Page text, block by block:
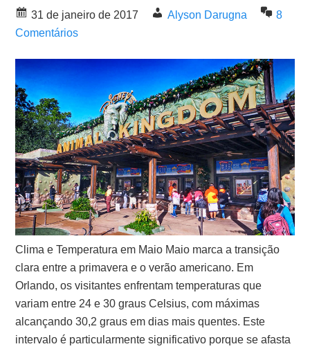
31 de janeiro de 2017 Alyson Darugna
8
Comentários
Clima e Temperatura em Maio Maio marca a transição
clara entre a primavera e o verão americano. Em
Orlando, os visitantes enfrentam temperaturas que
variam entre 24 e 30 graus Celsius, com máximas
alcançando 30,2 graus em dias mais quentes. Este
intervalo é particularmente significativo porque se afasta